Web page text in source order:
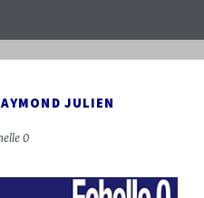
JULIEN
0